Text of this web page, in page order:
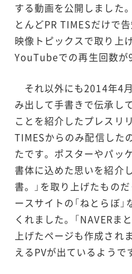
する動画を公開しました
とんどPR TIMESだけで
映像トピックスで取り上
YouTubeでの再生回数が
それ以外にも2014年4
み出して手書きで伝承し
ことを紹介したプレスリ
TIMESからのみ配信した
たです。ポスターやパッ
書体に込めた思いを紹介
書。」を取り上げたもの
ースサイトの「ねとらぼ
くれました。「NAVERま
上げたページも作成され
えるPVが出ているようで